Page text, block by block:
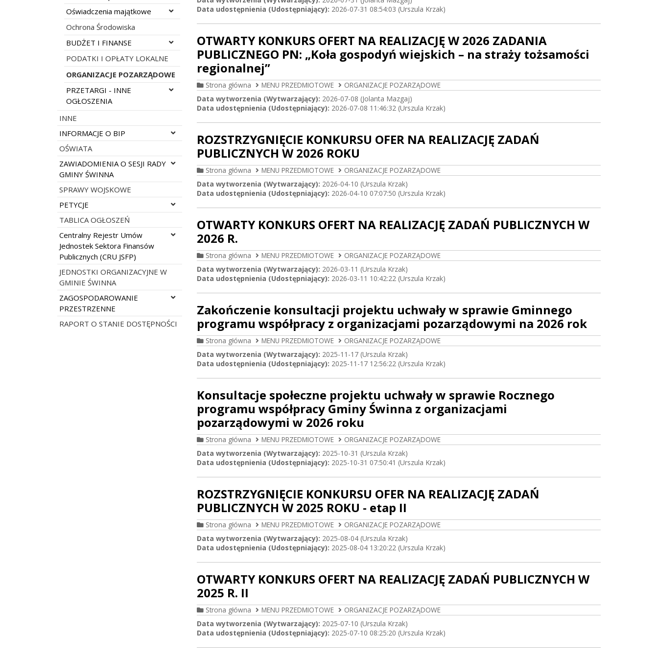
Rozwiń menu
Oświadczenia majątkowe
Ochrona Środowiska
Rozwiń menu
BUDŻET I FINANSE
PODATKI I OPŁATY LOKALNE
ORGANIZACJE POZARZĄDOWE
Rozwiń menu
PRZETARGI - INNE
OGŁOSZENIA
INNE
Rozwiń menu
INFORMACJE O BIP
OŚWIATA
Rozwiń menu
ZAWIADOMIENIA O SESJI RADY
GMINY ŚWINNA
SPRAWY WOJSKOWE
Rozwiń menu
PETYCJE
TABLICA OGŁOSZEŃ
Rozwiń menu
Centralny Rejestr Umów
Jednostek Sektora Finansów
Publicznych (CRU JSFP)
JEDNOSTKI ORGANIZACYJNE W
GMINIE ŚWINNA
Rozwiń menu
ZAGOSPODAROWANIE
PRZESTRZENNE
RAPORT O STANIE DOSTĘPNOŚCI
Data udostępnienia (Udostępniający): 2026-07-31 08:54:03 (Urszula Krzak)
OTWARTY KONKURS OFERT NA REALIZACJĘ W 2026 ZADANIA
PUBLICZNEGO PN: „Koła gospodyń wiejskich – na straży tożsamości
regionalnej”
Strona główna MENU PRZEDMIOTOWE
ORGANIZACJE POZARZĄDOWE
Data wytworzenia (Wytwarzający): 2026-07-08 (Jolanta Mazgaj)
Data udostępnienia (Udostępniający): 2026-07-08 11:46:32 (Urszula Krzak)
ROZSTRZYGNIĘCIE KONKURSU OFER NA REALIZACJĘ ZADAŃ
PUBLICZNYCH W 2026 ROKU
Strona główna MENU PRZEDMIOTOWE
ORGANIZACJE POZARZĄDOWE
Data wytworzenia (Wytwarzający): 2026-04-10 (Urszula Krzak)
Data udostępnienia (Udostępniający): 2026-04-10 07:07:50 (Urszula Krzak)
OTWARTY KONKURS OFERT NA REALIZACJĘ ZADAŃ PUBLICZNYCH W
2026 R.
Strona główna MENU PRZEDMIOTOWE
ORGANIZACJE POZARZĄDOWE
Data wytworzenia (Wytwarzający): 2026-03-11 (Urszula Krzak)
Data udostępnienia (Udostępniający): 2026-03-11 10:42:22 (Urszula Krzak)
Zakończenie konsultacji projektu uchwały w sprawie Gminnego
programu współpracy z organizacjami pozarządowymi na 2026 rok
Strona główna MENU PRZEDMIOTOWE
ORGANIZACJE POZARZĄDOWE
Data wytworzenia (Wytwarzający): 2025-11-17 (Urszula Krzak)
Data udostępnienia (Udostępniający): 2025-11-17 12:56:22 (Urszula Krzak)
Konsultacje społeczne projektu uchwały w sprawie Rocznego
programu współpracy Gminy Świnna z organizacjami
pozarządowymi w 2026 roku
Strona główna MENU PRZEDMIOTOWE
ORGANIZACJE POZARZĄDOWE
Data wytworzenia (Wytwarzający): 2025-10-31 (Urszula Krzak)
Data udostępnienia (Udostępniający): 2025-10-31 07:50:41 (Urszula Krzak)
ROZSTRZYGNIĘCIE KONKURSU OFER NA REALIZACJĘ ZADAŃ
PUBLICZNYCH W 2025 ROKU - etap II
Strona główna MENU PRZEDMIOTOWE
ORGANIZACJE POZARZĄDOWE
Data wytworzenia (Wytwarzający): 2025-08-04 (Urszula Krzak)
Data udostępnienia (Udostępniający): 2025-08-04 13:20:22 (Urszula Krzak)
OTWARTY KONKURS OFERT NA REALIZACJĘ ZADAŃ PUBLICZNYCH W
2025 R. II
Strona główna MENU PRZEDMIOTOWE
ORGANIZACJE POZARZĄDOWE
Data wytworzenia (Wytwarzający): 2025-07-10 (Urszula Krzak)
Data udostępnienia (Udostępniający): 2025-07-10 08:25:20 (Urszula Krzak)